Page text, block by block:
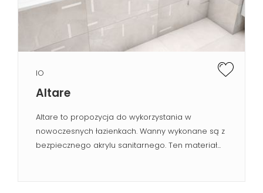
IO
Altare
Altare to propozycja do wykorzystania w
nowoczesnych łazienkach. Wanny wykonane są z
bezpiecznego akrylu sanitarnego. Ten materiał...